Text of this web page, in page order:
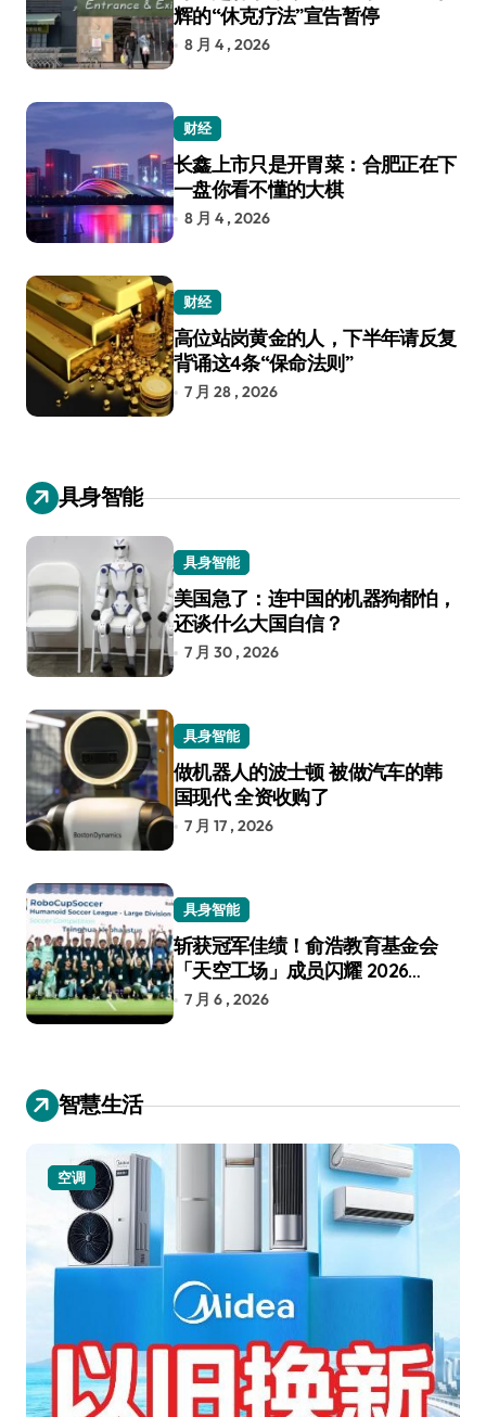
辉的“休克疗法”宣告暂停
8 月 4 , 2026
财经
长鑫上市只是开胃菜：合肥正在下
一盘你看不懂的大棋
8 月 4 , 2026
财经
高位站岗黄金的人，下半年请反复
背诵这4条“保命法则”
7 月 28 , 2026
具身智能
具身智能
美国急了：连中国的机器狗都怕，
还谈什么大国自信？
7 月 30 , 2026
具身智能
做机器人的波士顿 被做汽车的韩
国现代 全资收购了
7 月 17 , 2026
具身智能
斩获冠军佳绩！俞浩教育基金会
「天空工场」成员闪耀 2026
RoboCup 机器人世界杯
7 月 6 , 2026
智慧生活
空调